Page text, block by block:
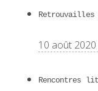
10 août 2020
Rencontres